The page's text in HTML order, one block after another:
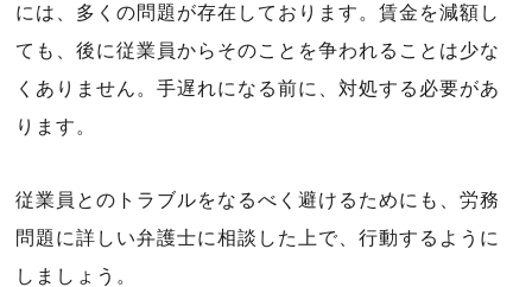
には、多くの問題が存在しております。賃金を減額し
ても、後に従業員からそのことを争われることは少な
くありません。手遅れになる前に、対処する必要があ
ります。
従業員とのトラブルをなるべく避けるためにも、労務
問題に詳しい弁護士に相談した上で、行動するように
しましょう。